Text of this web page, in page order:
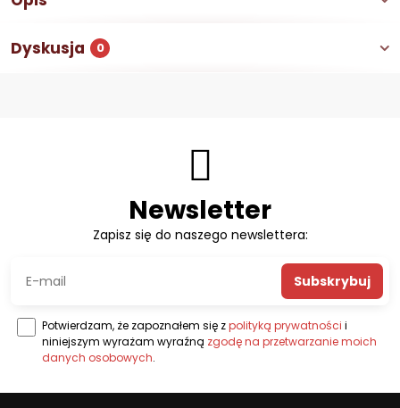
Dyskusja 0
Newsletter
Zapisz się do naszego newslettera:
Subskrybuj
Potwierdzam, że zapoznałem się zpolityką prywatności i
niniejszym wyrażam wyraźną zgodę na przetwarzanie moich
danych osobowych.